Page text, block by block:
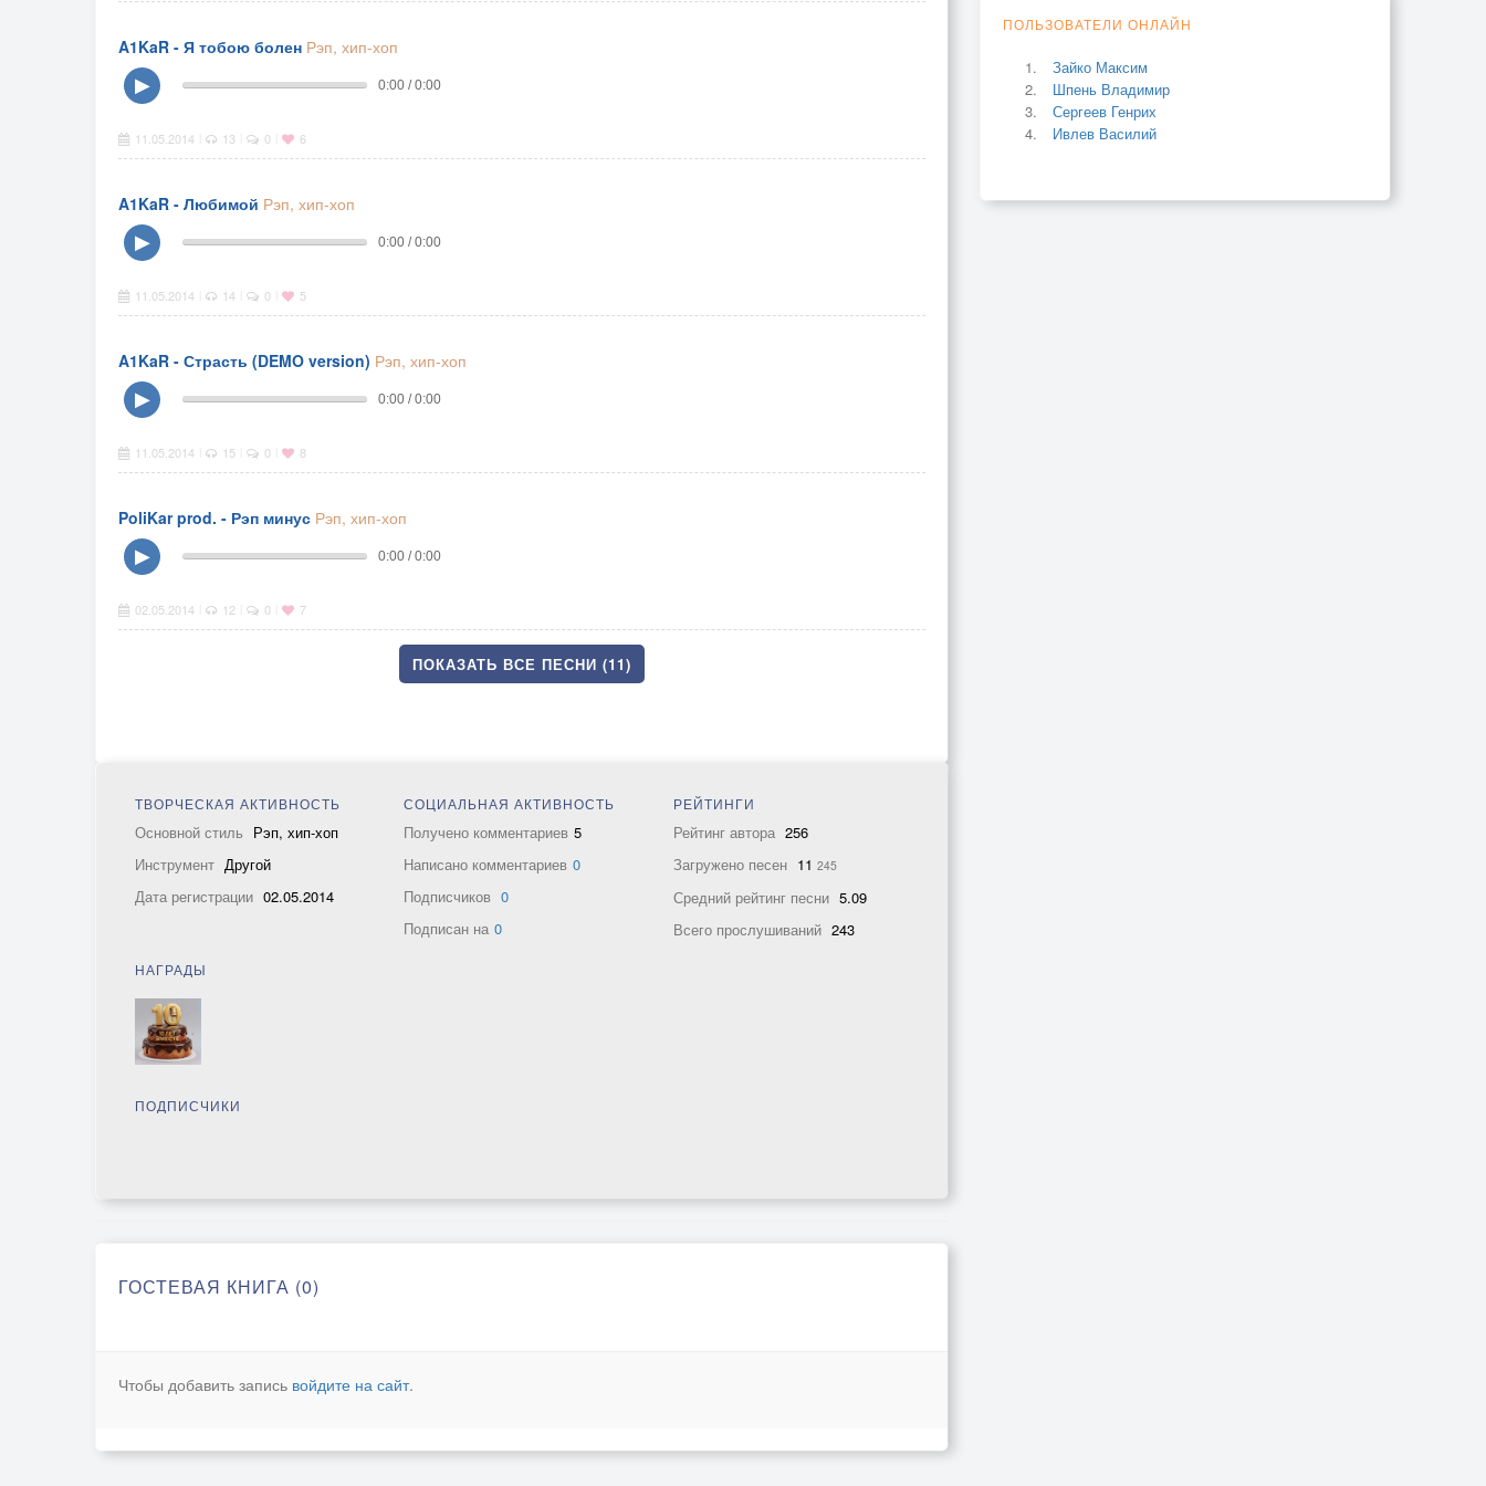
A1KaR - Я тобою болен Рэп, хип-хоп
▶
0:00 / 0:00
11.05.2014 13 0 6
A1KaR - Любимой Рэп, хип-хоп
▶
0:00 / 0:00
11.05.2014 14 0 5
A1KaR - Страсть (DEMO version) Рэп, хип-хоп
▶
0:00 / 0:00
11.05.2014 15 0 8
PoliKar prod. - Рэп минус Рэп, хип-хоп
▶
0:00 / 0:00
02.05.2014 12 0 7
ПОКАЗАТЬ ВСЕ ПЕСНИ (11)
ТВОРЧЕСКАЯ АКТИВНОСТЬ
Основной стиль Рэп, хип-хоп
Инструмент Другой
Дата регистрации 02.05.2014
СОЦИАЛЬНАЯ АКТИВНОСТЬ
Получено комментариев 5
Написано комментариев 0
Подписчиков 0
Подписан на 0
РЕЙТИНГИ
Рейтинг автора 256
Загружено песен 11 245
Средний рейтинг песни 5.09
Всего прослушиваний 243
НАГРАДЫ
ПОДПИСЧИКИ
ГОСТЕВАЯ КНИГА (0)
Чтобы добавить запись войдите на сайт.
ПОЛЬЗОВАТЕЛИ ОНЛАЙН
Зайко Максим
Шпень Владимир
Сергеев Генрих
Ивлев Василий